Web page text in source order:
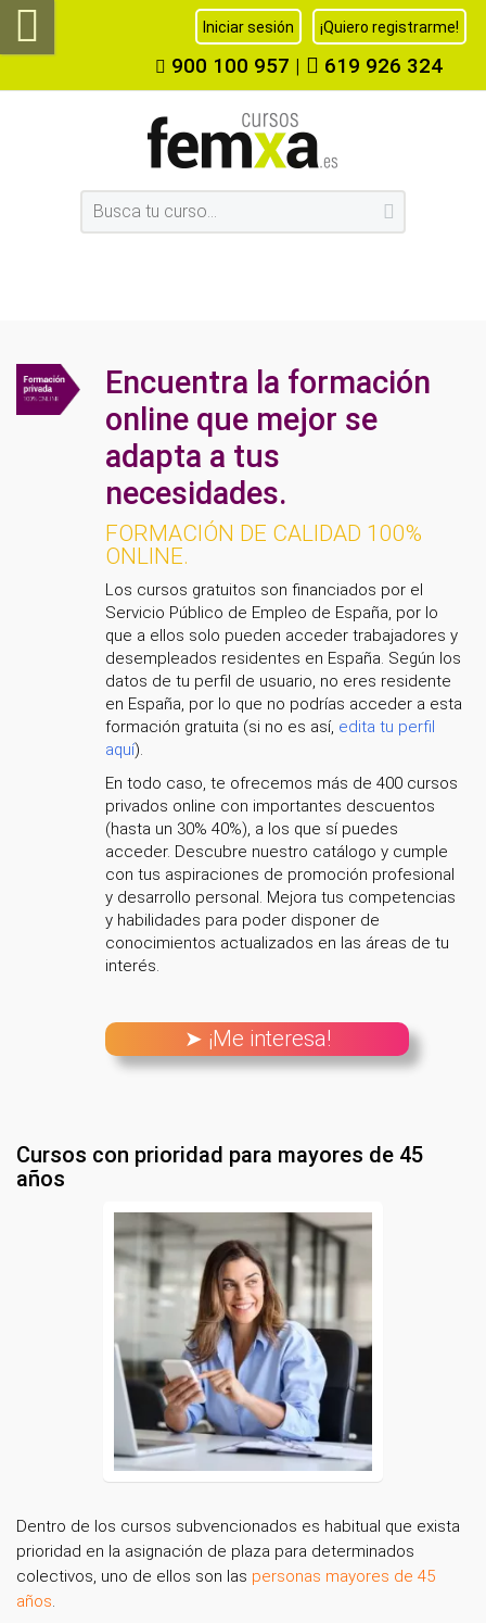
Iniciar sesión ¡Quiero registrarme!
900 100 957 | 619 926 324
Encuentra la formación
online que mejor se
adapta a tus
necesidades.
FORMACIÓN DE CALIDAD 100%
ONLINE.
Los cursos gratuitos son financiados por el
Servicio Público de Empleo de España, por lo
que a ellos solo pueden acceder trabajadores y
desempleados residentes en España. Según los
datos de tu perfil de usuario, no eres residente
en España, por lo que no podrías acceder a esta
formación gratuita (si no es así, edita tu perfil
aquí).
En todo caso, te ofrecemos más de 400 cursos
privados online con importantes descuentos
(hasta un 30% 40%), a los que sí puedes
acceder. Descubre nuestro catálogo y cumple
con tus aspiraciones de promoción profesional
y desarrollo personal. Mejora tus competencias
y habilidades para poder disponer de
conocimientos actualizados en las áreas de tu
interés.
➤ ¡Me interesa!
Cursos con prioridad para mayores de 45
años
Dentro de los cursos subvencionados es habitual que exista
prioridad en la asignación de plaza para determinados
colectivos, uno de ellos son las personas mayores de 45
años.